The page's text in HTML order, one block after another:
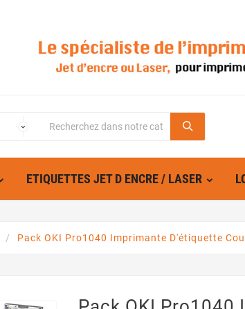
ETIQUETTES JET D ENCRE / LASER
Pack OKI Pro1040 Imprimante D'étiquette